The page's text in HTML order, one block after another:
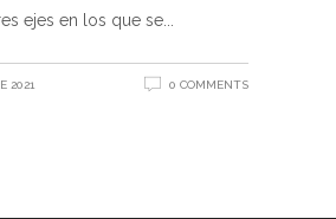
ejes en los que se
2021 0 COMMENTS